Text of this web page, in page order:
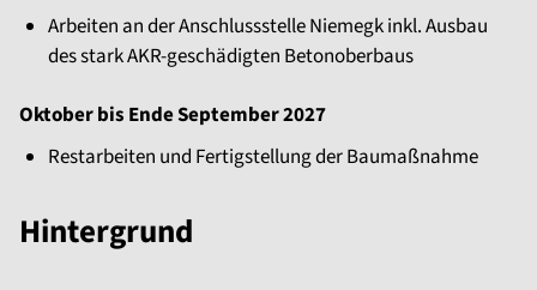
Arbeiten an der Anschlussstelle Niemegk inkl. Ausbau
des stark AKR-geschädigten Betonoberbaus
Oktober bis Ende September 2027
Restarbeiten und Fertigstellung der Baumaßnahme
Hintergrund